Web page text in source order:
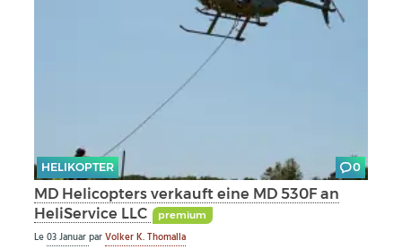
HELIKOPTER 0
MD Helicopters verkauft eine MD 530F an
HeliService LLC
premium
Le03 JanuarparVolker K. Thomalla